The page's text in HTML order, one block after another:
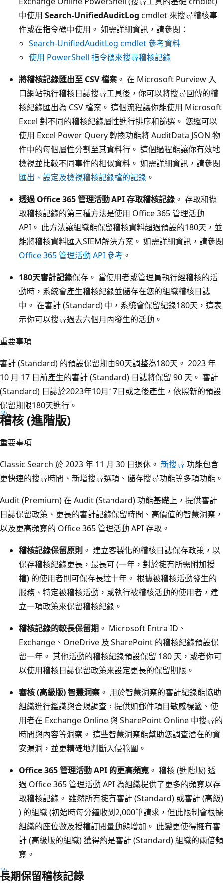
中使用 Search-UnifiedAuditLog cmdlet 來搜尋稽核事
件或在指令碼中使用。 如需詳細資訊，請參閱：
Search-UnifiedAuditLog cmdlet 參考資料
使用 PowerShell 指令碼來搜尋稽核記錄
將稽核記錄匯出至 CSV 檔案 。 在 Microsoft Purview 入
口網站執行稽核日誌搜尋工具後，你可以將搜尋回傳的稽
核紀錄匯出為 CSV 檔案。 這個流程讓你能使用 Microsoft
Excel 對不同的稽核紀錄屬性進行排序和篩選。 您還可以
使用 Excel Power Query 轉換功能將 AuditData JSON 物
件中的每個屬性分割至其資料行。 這個過程能讓你有效地
檢視並比較不同事件的相似資料。 如需詳細資訊，請參閱
匯出、設定及檢視稽核記錄檔的記錄 。
透過 Office 365 管理活動 API 存取稽核記錄 。 存取和擷
取稽核記錄的第三種方法是使用 Office 365 管理活動
API。 此方法讓組織能保留稽核資料超過預設的180天，並
能將稽核資料匯入SIEM解決方案。 如需詳細資訊，請參閱
Office 365 管理活動 API 參考 。
180天審計記錄保存。 當使用者或管理員執行經稽核的活
動時，系統會產生稽核紀錄並儲存在您的組織稽核日誌
中。 在審計 (Standard) 中，系統會保留紀錄180天，這表
示你可以搜尋過去六個月內發生的活動。
重要事項
審計 (Standard) 的預設保留期由90天調整為180天。 2023 年
10 月 17 日前產生的審計 (Standard) 日誌將保留 90 天。 審計
(Standard) 日誌於2023年10月17日或之後產生，依照新的預設
保留期限180天進行。
稽核 (進階版)
重要事項
Classic Search 於 2023 年 11 月 30 日退休。 新搜尋功能包含
更快速的搜尋時間、新增搜尋選項、儲存搜尋功能等多項功能。
Audit (Premium) 在 Audit (Standard) 功能基礎上，提供審計
日誌保留政策、更長的審計記錄保留時間、高價值的智慧洞察，
以及更高頻寬的 Office 365 管理活動 API 存取。
稽核記錄保留原則 。 建立客製化的稽核日誌保存政策，以
保存稽核紀錄更長，最長可 (一年，對於擁有所需附加授
權) 的使用者則可保存長達十年。 根據被稽核活動發生的
服務、特定被稽核活動，或執行被稽核活動的使用者，建
立一項政策來保留稽核紀錄。
稽核記錄的較長保留期 。 Microsoft Entra ID、
Exchange、OneDrive 及 SharePoint 的稽核紀錄預設保
留一年。 其他活動的稽核紀錄預設保留 180 天，或者你可
以使用稽核日誌保留政策來設定更長的保留期限。
審核 (高級版) 智慧洞察 。 用於智慧洞察的審計紀錄能協助
組織進行鑑識與合規調查，提供如郵件項目敏感標籤、使
用者在 Exchange Online 與 SharePoint Online 中搜尋的
時間與內容等洞察。 這些智慧洞察能幫助您調查潛在的資
安漏洞，並更精確地判斷入侵範圍。
Office 365 管理活動 API 的更高頻寬 。 稽核 (進階版) 透
過 Office 365 管理活動 API 為組織提供了更多的頻寬以存
取稽核記錄。 雖然所有擁有審計 (Standard) 或審計 (高級)
) 的組織 (初始時每分鐘收到2,000筆請求，但此限制會根據
組織的座位數及授權訂閱量動態增加。 此變更使得擁有審
計 (高級版的組織) 獲得約是審計 (Standard) 組織的兩倍頻
寬。
長期保留稽核記錄